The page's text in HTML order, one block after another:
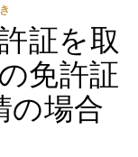
証を取
免許証
の場合